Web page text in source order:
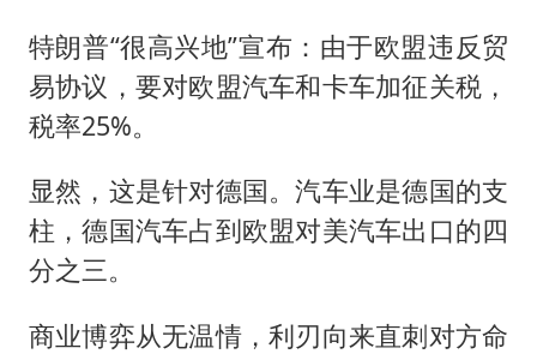
特朗普“很高兴地”宣布：由于欧盟违反贸
易协议，要对欧盟汽车和卡车加征关税，
税率25%。
显然，这是针对德国。汽车业是德国的支
柱，德国汽车占到欧盟对美汽车出口的四
分之三。
商业博弈从无温情，利刃向来直刺对方命